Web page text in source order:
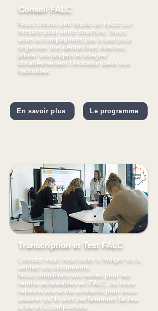
Conseil FALC
Nous créons une feuille de route sur-
mesure pour votre structure. Nous
vous accompagnons pas à pas pour
organiser vos démarches internes,
piloter vos projets et intégrer
durablemement l'inclusion dans vos
habitudes.
En savoir plus Le programme
Transcription et Test FALC
Laissez-nous vous aider à rédiger ou à
vérifier vos documents.
Nous simplifions vos textes pour les
rendre accessibles en FALC, ou nous
relisons vos écrits existants pour nous
assurer qu'ils sont parfaitement faciles
à lire et à comprendre.